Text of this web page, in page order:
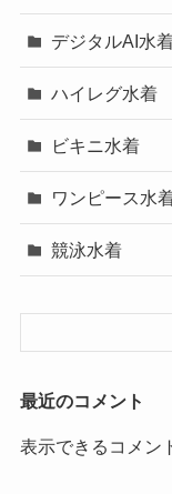
デジタルAI水
ハイレグ水着
ビキニ水着
ワンピース水
競泳水着
最近のコメント
表示できるコメン